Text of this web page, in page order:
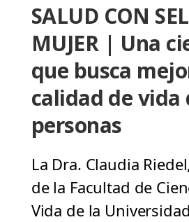
SALUD CON
MUJER | Una
que busca
calidad de vida
personas
La Dra. Claudia
de la Facultad de
Vida de la